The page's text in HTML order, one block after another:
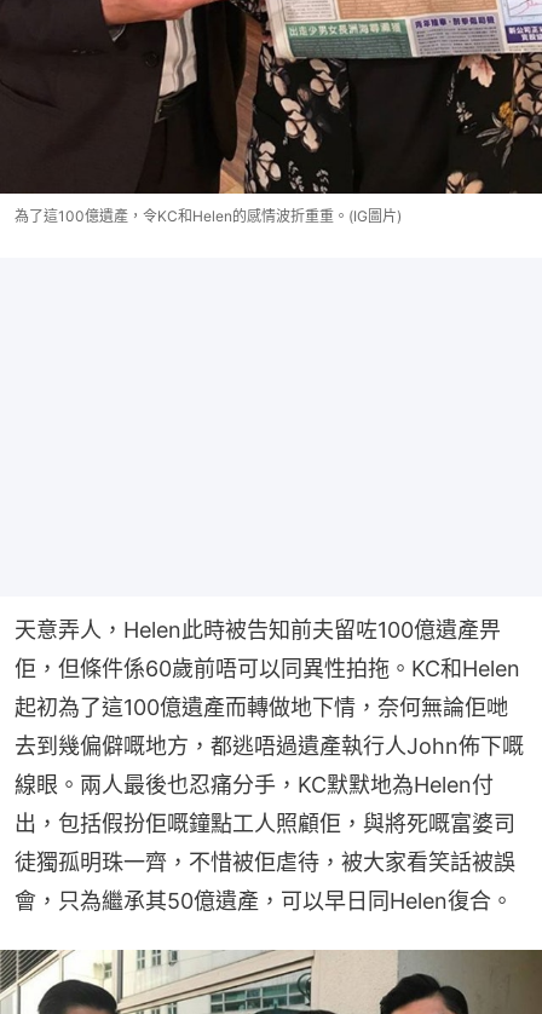
為了這100億遺產，令KC和Helen的感情波折重重。(IG圖片)
天意弄人，Helen此時被告知前夫留咗100億遺產畀
佢，但條件係60歲前唔可以同異性拍拖。KC和Helen
起初為了這100億遺產而轉做地下情，奈何無論佢哋
去到幾偏僻嘅地方，都逃唔過遺產執行人John佈下嘅
線眼。兩人最後也忍痛分手，KC默默地為Helen付
出，包括假扮佢嘅鐘點工人照顧佢，與將死嘅富婆司
徒獨孤明珠一齊，不惜被佢虐待，被大家看笑話被誤
會，只為繼承其50億遺產，可以早日同Helen復合。